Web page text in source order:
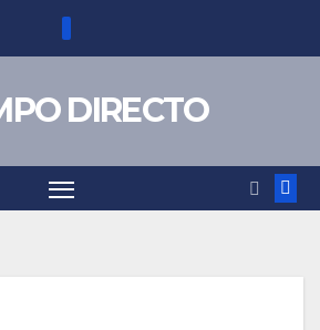
DIRECTO